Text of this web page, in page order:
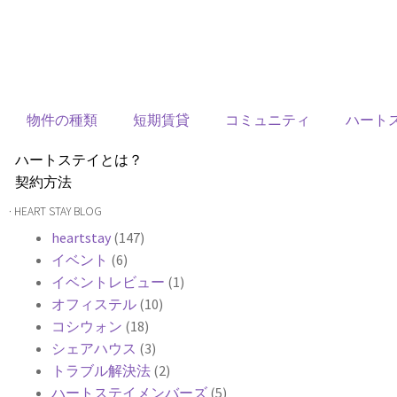
物件の種類 短期賃貸 コミュニティ ハート
ハートステイとは？
契約方法
韓国不動産情報
よくある質問
Heartee
· HEART STAY BLOG
heartstay (147)
イベント (6)
イベントレビュー (1)
オフィステル (10)
コシウォン (18)
シェアハウス (3)
トラブル解決法 (2)
ハートステイメンバーズ (5)